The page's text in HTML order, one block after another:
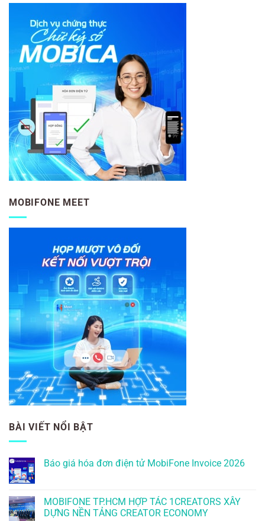
MOBIFONE MEET
BÀI VIẾT NỔI BẬT
Báo giá hóa đơn điện tử MobiFone Invoice 2026
MOBIFONE TP.HCM HỢP TÁC 1CREATORS XÂY
DỰNG NỀN TẢNG CREATOR ECONOMY